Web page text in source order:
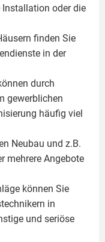
Installation oder die
finden Sie
in der
durch
gewerblichen
häufig viel
Neubau und z.B.
mehrere Angebote
können Sie
in
und seriöse